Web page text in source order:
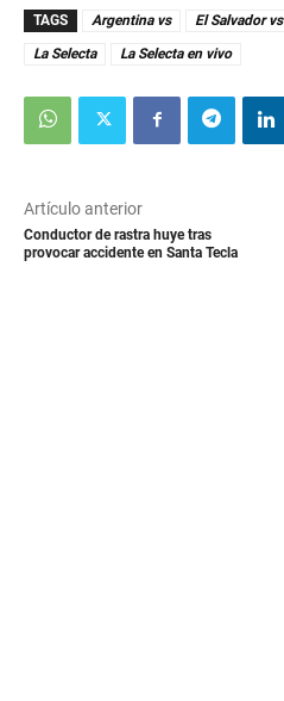
TAGS Argentina vs El Salvador vs
La Selecta
La Selecta en vivo
Artículo anterior
Conductor de rastra huye tras
provocar accidente en Santa Tecla